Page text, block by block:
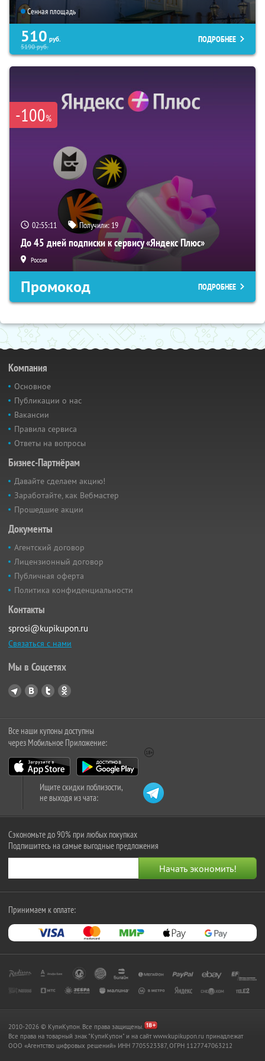
Сенная площадь
510 руб.
5190руб.
ПОДРОБНЕЕ
-100%
02:55:10 Получили: 19
До 45 дней подписки к сервису «Яндекс Плюс»
Россия
Промокод ПОДРОБНЕЕ
Компания
Основное
Публикации о нас
Вакансии
Правила сервиса
Ответы на вопросы
Бизнес-Партнёрам
Давайте сделаем акцию!
Заработайте, как Вебмастер
Прошедшие акции
Документы
Агентский договор
Лицензионный договор
Публичная оферта
Политика конфиденциальности
Контакты
sprosi@kupikupon.ru
Связаться с нами
Мы в Соцсетях
Все наши купоны доступны
через Мобильное Приложение:
Ищите скидки поблизости,
не выходя из чата:
Сэкономьте до 90% при любых покупках
Подпишитесь на самые выгодные предложения
Принимаем к оплате:
2010-2026 © КупиКупон. Все права защищены.
Все права на товарный знак "КупиКупон" и на сайт www.kupikupon.ru принадлежат
OOO «Агентство цифровых решений» ИНН 7705523387, ОГРН 1127747063212